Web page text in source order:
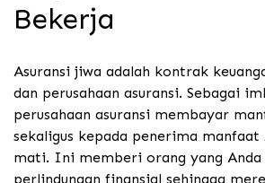
Bekerja
Asuransi jiwa adalah kontrak
dan perusahaan asuransi. Sebagai
perusahaan asuransi membayar
sekaligus kepada penerima manfaat
mati. Ini memberi orang yang
perlindungan finansial sehingga